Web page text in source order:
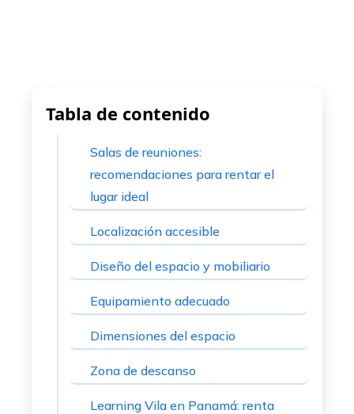
Tabla de contenido
Salas de reuniones:
recomendaciones para rentar el
lugar ideal
Localización accesible
Diseño del espacio y mobiliario
Equipamiento adecuado
Dimensiones del espacio
Zona de descanso
Learning Vila en Panamá: renta